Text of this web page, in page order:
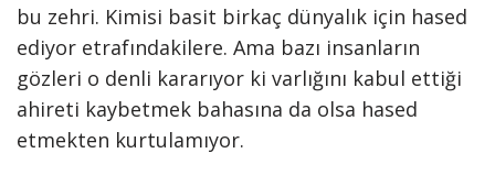
bu zehri. Kimisi basit birkaç dünyalık için hased
ediyor etrafındakilere. Ama bazı insanların
gözleri o denli kararıyor ki varlığını kabul ettiği
ahireti kaybetmek bahasına da olsa hased
etmekten kurtulamıyor.